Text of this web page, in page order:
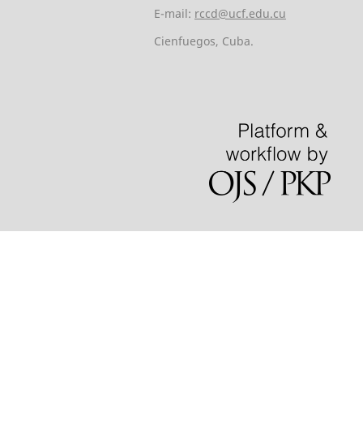
E-mail: rccd@ucf.edu.cu
Cienfuegos, Cuba.